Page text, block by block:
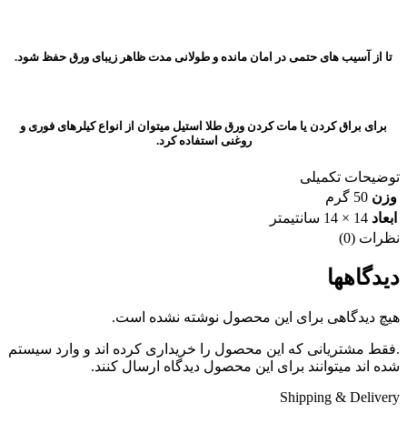
تا از آسیب های حتمی در امان مانده و طولانی مدت ظاهر زیبای ورق حفظ شود.
برای براق کردن یا مات کردن ورق طلا استیل میتوان از انواع کیلرهای فوری و
روغنی استفاده کرد.
توضیحات تکمیلی
وزن 50 گرم
ابعاد 14 × 14 سانتیمتر
نظرات (0)
دیدگاهها
هیچ دیدگاهی برای این محصول نوشته نشده است.
.فقط مشتریانی که این محصول را خریداری کرده اند و وارد سیستم
شده اند میتوانند برای این محصول دیدگاه ارسال کنند.
Shipping & Delivery